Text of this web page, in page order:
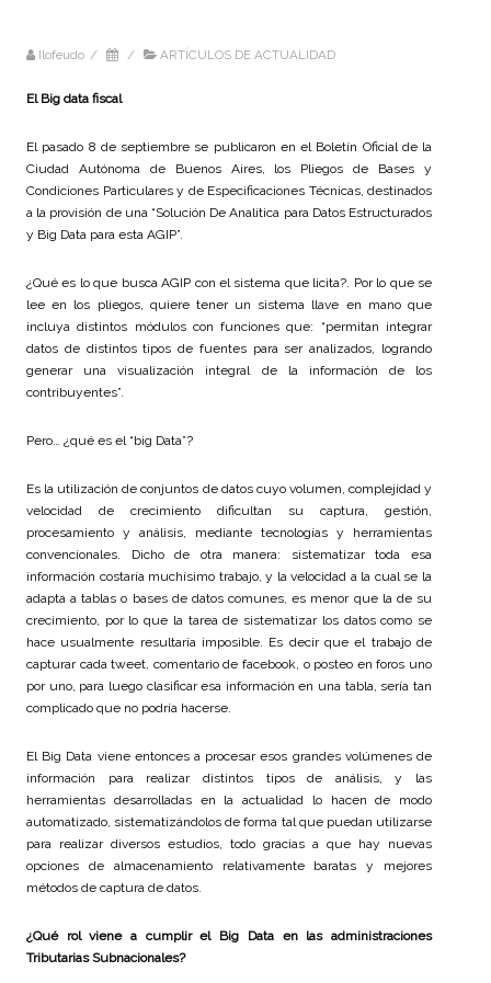
Ilofeudo / / ARTÍCULOS DE ACTUALIDAD
El Big data fiscal
El pasado 8 de septiembre se publicaron en el Boletín Oficial de la
Ciudad Autónoma de Buenos Aires, los Pliegos de Bases y
Condiciones Particulares y de Especificaciones Técnicas, destinados
a la provisión de una “Solución De Analítica para Datos Estructurados
y Big Data para esta AGIP”.
¿Qué es lo que busca AGIP con el sistema que licita?. Por lo que se
lee en los pliegos, quiere tener un sistema llave en mano que
incluya distintos módulos con funciones que: “permitan integrar
datos de distintos tipos de fuentes para ser analizados, logrando
generar una visualización integral de la información de los
contribuyentes”.
Pero… ¿qué es el “big Data”?
Es la utilización de conjuntos de datos cuyo volumen, complejidad y
velocidad de crecimiento dificultan su captura, gestión,
procesamiento y análisis, mediante tecnologías y herramientas
convencionales. Dicho de otra manera: sistematizar toda esa
información costaría muchísimo trabajo, y la velocidad a la cual se la
adapta a tablas o bases de datos comunes, es menor que la de su
crecimiento, por lo que la tarea de sistematizar los datos como se
hace usualmente resultaría imposible. Es decir que el trabajo de
capturar cada tweet, comentario de facebook, o posteo en foros uno
por uno, para luego clasificar esa información en una tabla, sería tan
complicado que no podría hacerse.
El Big Data viene entonces a procesar esos grandes volúmenes de
información para realizar distintos tipos de análisis, y las
herramientas desarrolladas en la actualidad lo hacen de modo
automatizado, sistematizándolos de forma tal que puedan utilizarse
para realizar diversos estudios, todo gracias a que hay nuevas
opciones de almacenamiento relativamente baratas y mejores
métodos de captura de datos.
¿Qué rol viene a cumplir el Big Data en las administraciones
Tributarias Subnacionales?